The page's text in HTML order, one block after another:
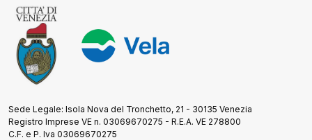
Sede Legale: Isola Nova del Tronchetto, 21 - 30135 Venezia
Registro Imprese VE n. 03069670275 - R.E.A. VE 278800
C.F. e P. Iva 03069670275